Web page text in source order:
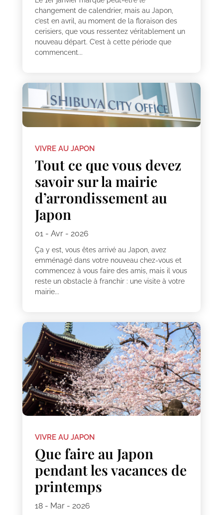
changement de calendrier, mais au Japon,
c’est en avril, au moment de la floraison des
cerisiers, que vous ressentez véritablement un
nouveau départ. C’est à cette période que
commencent...
VIVRE AU JAPON
Tout ce que vous devez
savoir sur la mairie
d’arrondissement au
Japon
01 - Avr - 2026
Ça y est, vous êtes arrivé au Japon, avez
emménagé dans votre nouveau chez-vous et
commencez à vous faire des amis, mais il vous
reste un obstacle à franchir : une visite à votre
mairie...
VIVRE AU JAPON
Que faire au Japon
pendant les vacances de
printemps
18 - Mar - 2026